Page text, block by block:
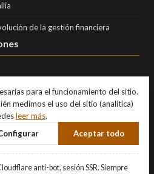
de la gestión financiera
para el funcionamiento del sitio.
medimos el uso del sitio (analítica)
leer más.
Aceptar todo
anti-bot, sesión SSR. Siempre